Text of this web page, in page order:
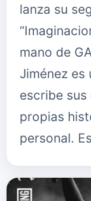
lanza su
mano de
Jiménez
escribe
propias
personal.